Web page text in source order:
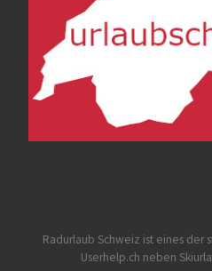
Radurlaub Schweiz ist eines der
Userhelp.ch neben